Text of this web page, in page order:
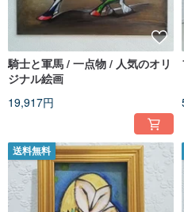
騎士と軍馬 / 一点物 / 人気のオリ
ジナル絵画
19,917円
送料無料